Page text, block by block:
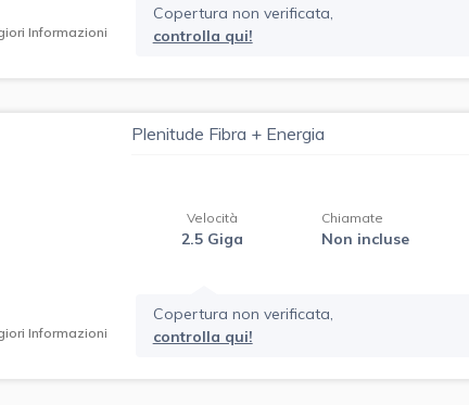
Informazioni
Copertura non verificata,
controlla qui!
Informazioni
Plenitude Fibra + Energia
Velocità
2.5 Giga
Chiamate
Non incluse
Copertura non verificata,
controlla qui!